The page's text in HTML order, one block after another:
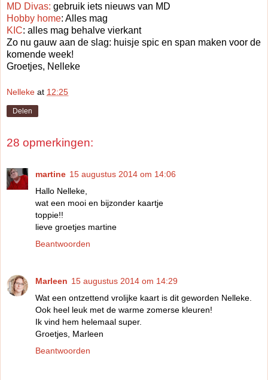
MD Divas: gebruik iets nieuws van MD
Hobby home: Alles mag
KIC: alles mag behalve vierkant
Zo nu gauw aan de slag: huisje spic en span maken voor de
komende week!
Groetjes, Nelleke
Nelleke at 12:25
Delen
28 opmerkingen:
martine 15 augustus 2014 om 14:06
Hallo Nelleke,
wat een mooi en bijzonder kaartje
toppie!!
lieve groetjes martine
Beantwoorden
Marleen 15 augustus 2014 om 14:29
Wat een ontzettend vrolijke kaart is dit geworden Nelleke.
Ook heel leuk met de warme zomerse kleuren!
Ik vind hem helemaal super.
Groetjes, Marleen
Beantwoorden